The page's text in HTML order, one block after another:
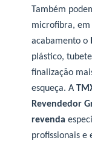
Também
microfibra, em
acabamento o
plástico,
finalização
esqueça. A
Revendedor
revenda
profissionais e